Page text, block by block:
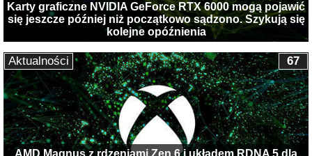
Karty graficzne NVIDIA GeForce RTX 6000 mogą pojawić
się jeszcze później niż początkowo sądzono. Szykują się
kolejne opóźnienia
AMD Magnus z rdzeniami Zen 6 i układem RDNA 5 dla
67
Aktualności